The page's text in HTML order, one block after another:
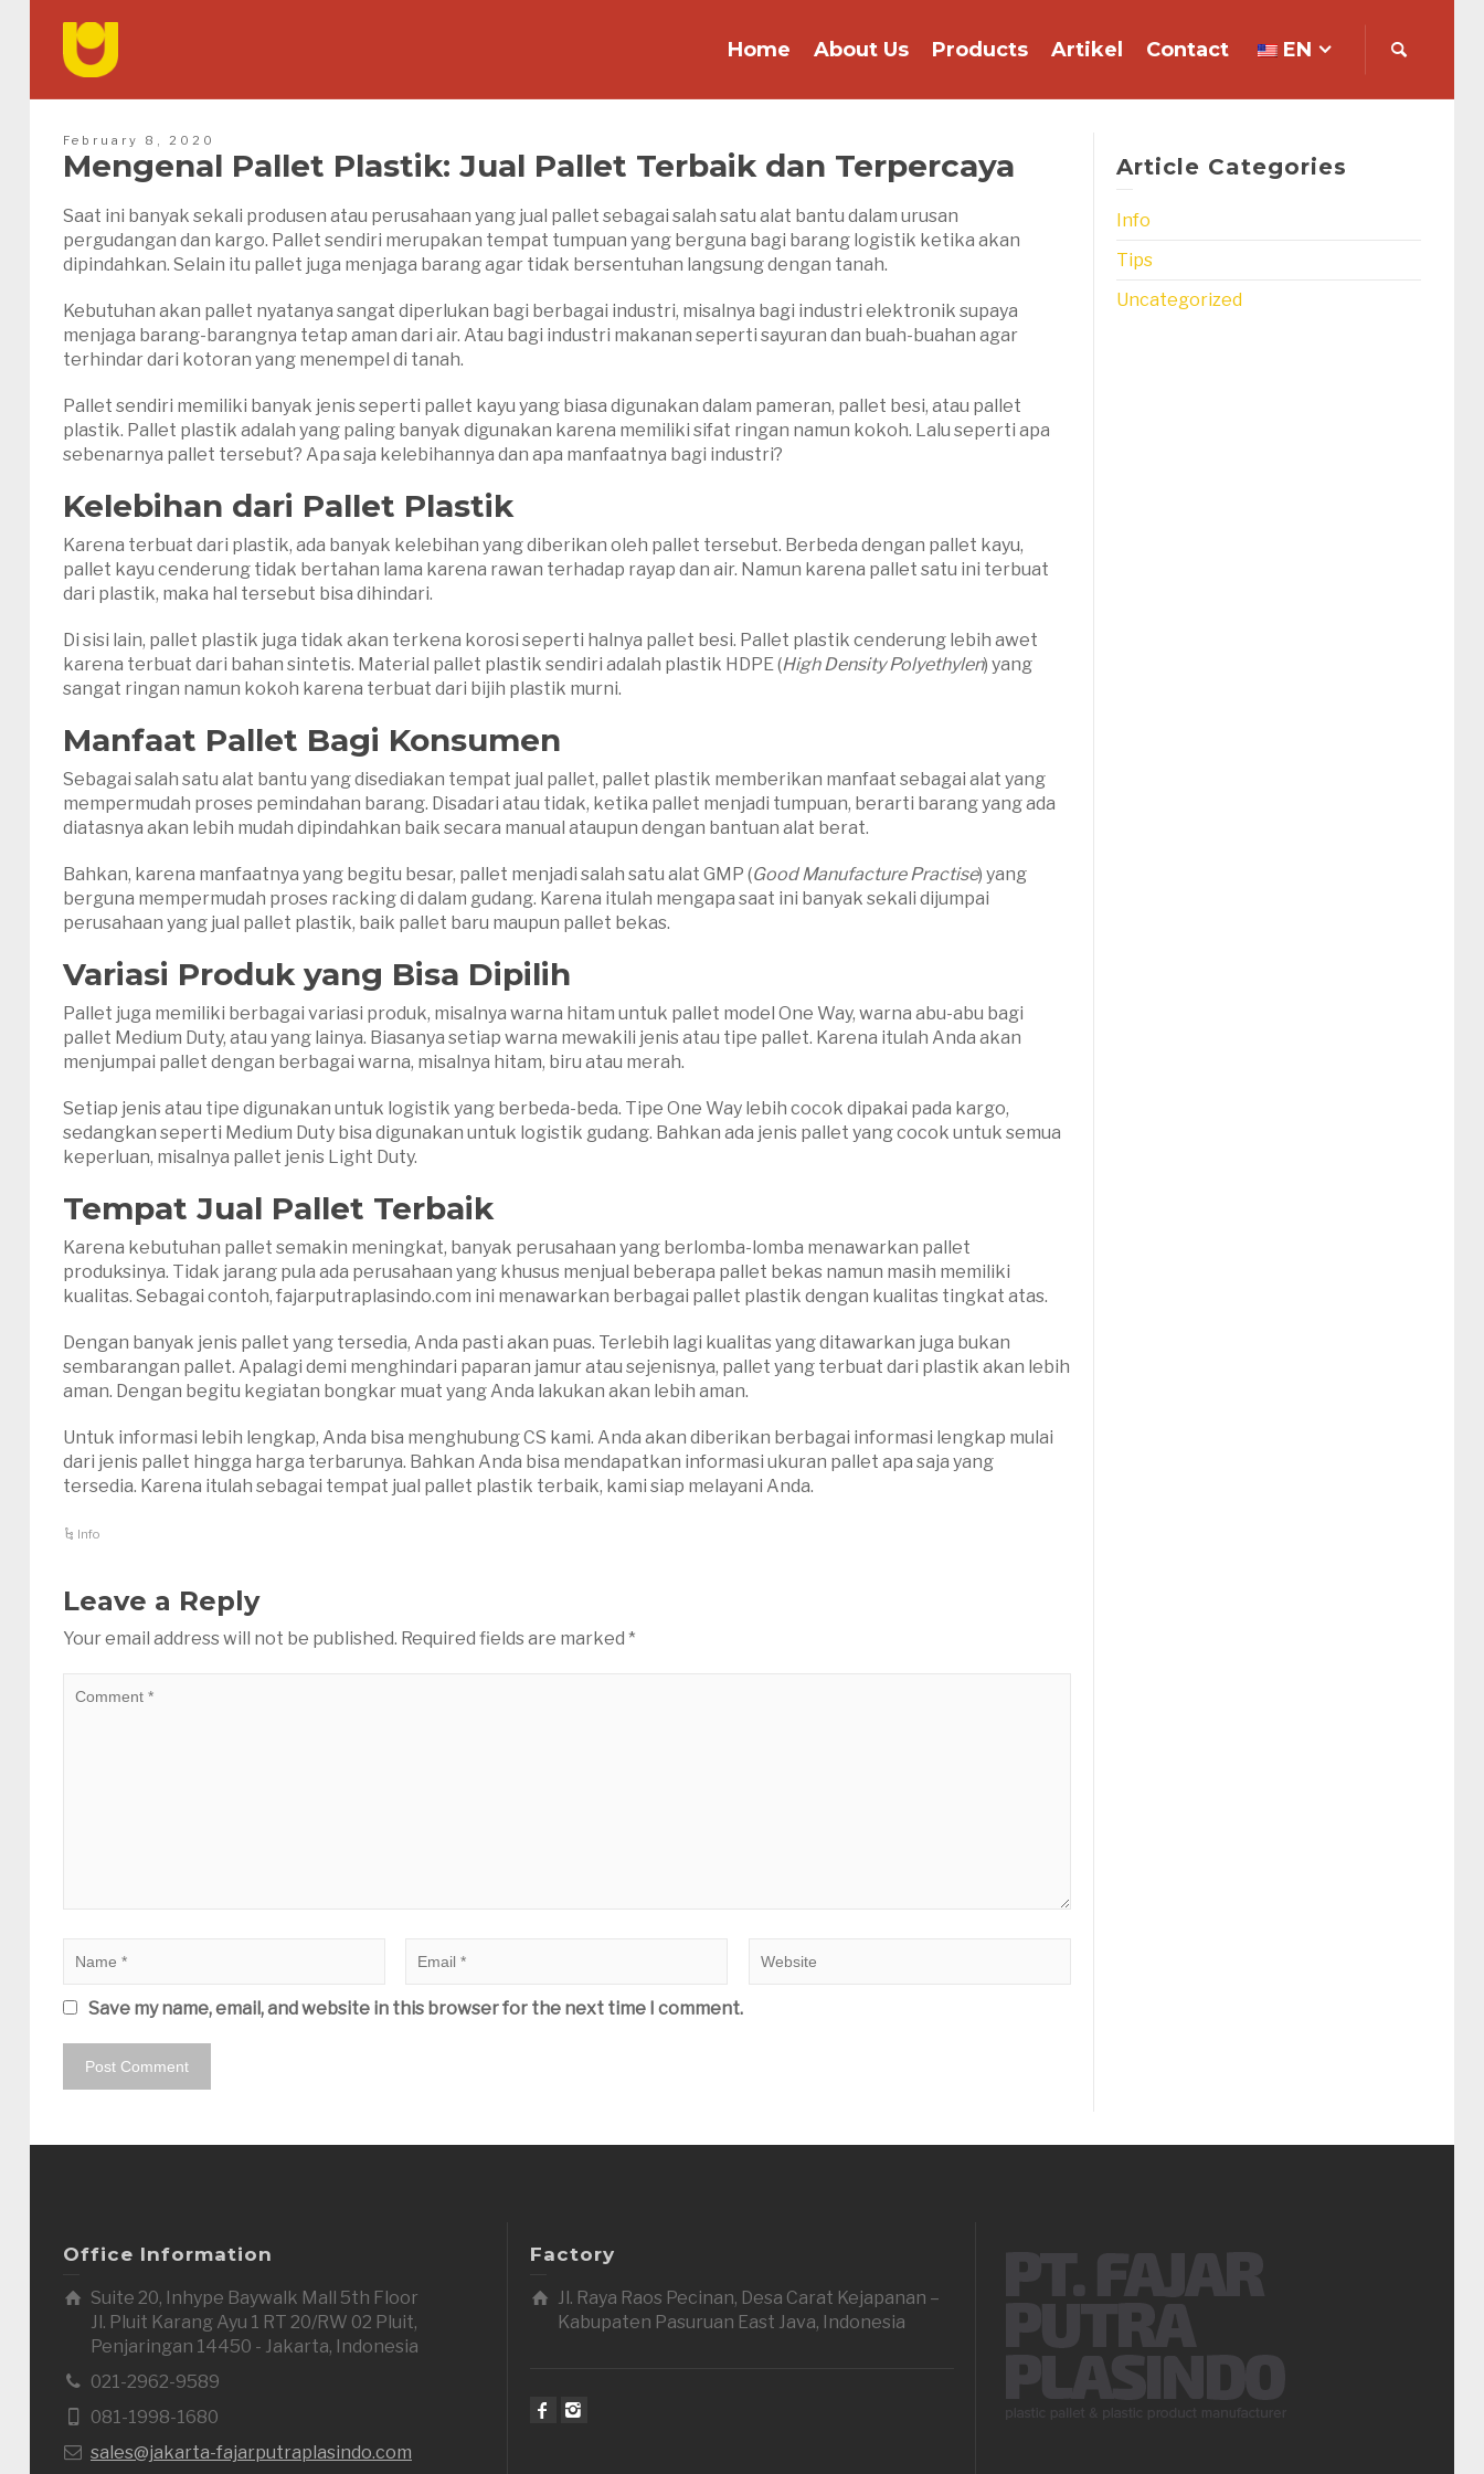
Home About Us Products Artikel Contact EN
February 8, 2020
Mengenal Pallet Plastik: Jual Pallet Terbaik dan Terpercaya
Saat ini banyak sekali produsen atau perusahaan yang jual pallet sebagai salah satu alat bantu dalam urusan
pergudangan dan kargo. Pallet sendiri merupakan tempat tumpuan yang berguna bagi barang logistik ketika akan
dipindahkan. Selain itu pallet juga menjaga barang agar tidak bersentuhan langsung dengan tanah.
Kebutuhan akan pallet nyatanya sangat diperlukan bagi berbagai industri, misalnya bagi industri elektronik supaya
menjaga barang-barangnya tetap aman dari air. Atau bagi industri makanan seperti sayuran dan buah-buahan agar
terhindar dari kotoran yang menempel di tanah.
Pallet sendiri memiliki banyak jenis seperti pallet kayu yang biasa digunakan dalam pameran, pallet besi, atau pallet
plastik. Pallet plastik adalah yang paling banyak digunakan karena memiliki sifat ringan namun kokoh. Lalu seperti apa
sebenarnya pallet tersebut? Apa saja kelebihannya dan apa manfaatnya bagi industri?
Kelebihan dari Pallet Plastik
Karena terbuat dari plastik, ada banyak kelebihan yang diberikan oleh pallet tersebut. Berbeda dengan pallet kayu,
pallet kayu cenderung tidak bertahan lama karena rawan terhadap rayap dan air. Namun karena pallet satu ini terbuat
dari plastik, maka hal tersebut bisa dihindari.
Di sisi lain, pallet plastik juga tidak akan terkena korosi seperti halnya pallet besi. Pallet plastik cenderung lebih awet
karena terbuat dari bahan sintetis. Material pallet plastik sendiri adalah plastik HDPE (High Density Polyethylen) yang
sangat ringan namun kokoh karena terbuat dari bijih plastik murni.
Manfaat Pallet Bagi Konsumen
Sebagai salah satu alat bantu yang disediakan tempat jual pallet, pallet plastik memberikan manfaat sebagai alat yang
mempermudah proses pemindahan barang. Disadari atau tidak, ketika pallet menjadi tumpuan, berarti barang yang ada
diatasnya akan lebih mudah dipindahkan baik secara manual ataupun dengan bantuan alat berat.
Bahkan, karena manfaatnya yang begitu besar, pallet menjadi salah satu alat GMP (Good Manufacture Practise) yang
berguna mempermudah proses racking di dalam gudang. Karena itulah mengapa saat ini banyak sekali dijumpai
perusahaan yang jual pallet plastik, baik pallet baru maupun pallet bekas.
Variasi Produkyang Bisa Dipilih
Pallet juga memiliki berbagai variasi produk, misalnya warna hitam untuk pallet model One Way, warna abu-abu bagi
pallet Medium Duty, atau yang lainya. Biasanya setiap warna mewakili jenis atau tipe pallet. Karena itulah Anda akan
menjumpai pallet dengan berbagai warna, misalnya hitam, biru atau merah.
Setiap jenis atau tipe digunakan untuk logistik yang berbeda-beda. Tipe One Way lebih cocok dipakai pada kargo,
sedangkan seperti Medium Duty bisa digunakan untuk logistik gudang. Bahkan ada jenis pallet yang cocok untuk semua
keperluan, misalnya pallet jenis Light Duty.
Tempat Jual Pallet Terbaik
Karena kebutuhan pallet semakin meningkat, banyak perusahaan yang berlomba-lomba menawarkan pallet
produksinya. Tidak jarang pula ada perusahaan yang khusus menjual beberapa pallet bekas namun masih memiliki
kualitas. Sebagai contoh, fajarputraplasindo.com ini menawarkan berbagai pallet plastik dengan kualitas tingkat atas.
Dengan banyak jenis pallet yang tersedia, Anda pasti akan puas. Terlebih lagi kualitas yang ditawarkan juga bukan
sembarangan pallet. Apalagi demi menghindari paparan jamur atau sejenisnya, pallet yang terbuat dari plastik akan lebih
aman. Dengan begitu kegiatan bongkar muat yang Anda lakukan akan lebih aman.
Untuk informasi lebih lengkap, Anda bisa menghubung CS kami. Anda akan diberikan berbagai informasi lengkap mulai
dari jenis pallet hingga harga terbarunya. Bahkan Anda bisa mendapatkan informasi ukuran pallet apa saja yang
tersedia. Karena itulah sebagai tempat jual pallet plastik terbaik, kami siap melayani Anda.
Info
Leave a Reply
Your email address will not be published. Required fields are marked *
Save my name, email, and website in this browser for the next time I comment.
Article Categories
Info
Tips
Uncategorized
Office Information
Suite 20, Inhype Baywalk Mall 5th Floor
Jl. Pluit Karang Ayu 1 RT 20/RW 02 Pluit,
Penjaringan 14450 - Jakarta, Indonesia
021-2962-9589
081-1998-1680
sales@jakarta-fajarputraplasindo.com
Factory
Jl. Raya Raos Pecinan, Desa Carat Kejapanan –
Kabupaten Pasuruan East Java, Indonesia